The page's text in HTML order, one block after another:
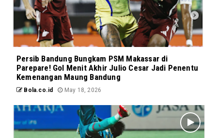
Persib Bandung Bungkam PSM Makassar di
Parepare! Gol Menit Akhir Julio Cesar Jadi Penentu
Kemenangan Maung Bandung
Bola.co.id May 18, 2026